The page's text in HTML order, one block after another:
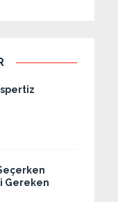
Gereken